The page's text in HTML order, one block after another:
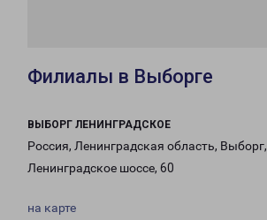
Филиалы в Выборге
ВЫБОРГ ЛЕНИНГРАДСКОЕ
Россия, Ленинградская область, Выборг,
Ленинградское шоссе, 60
на карте